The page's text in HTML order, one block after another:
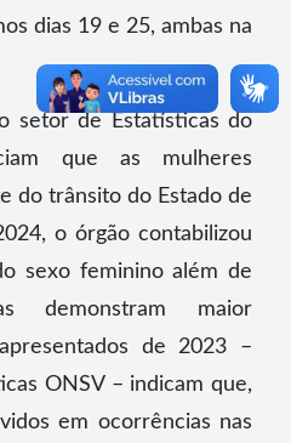
dias 19 e 25, ambas na
setor de Estatísticas do
que as mulheres
do trânsito do Estado de
o órgão contabilizou
sexo feminino além de
demonstram maior
de 2023 –
ONSV – indicam que,
em ocorrências nas